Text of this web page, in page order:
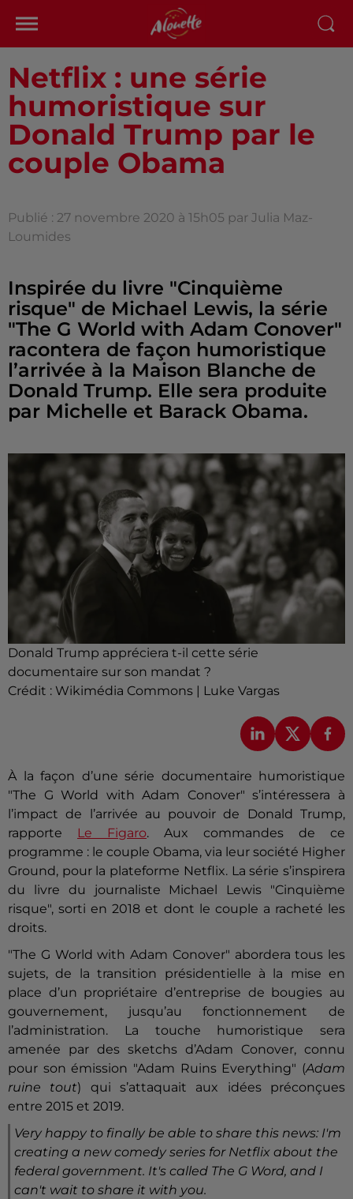
Netflix : une série
humoristique sur
Donald Trump par le
couple Obama
Publié : 27 novembre 2020 à 15h05 par Julia Maz-
Loumides
Inspirée du livre "Cinquième
risque" de Michael Lewis, la série
"The G World with Adam Conover"
racontera de façon humoristique
l’arrivée à la Maison Blanche de
Donald Trump. Elle sera produite
par Michelle et Barack Obama.
Donald Trump appréciera t-il cette série
documentaire sur son mandat ?
Crédit : Wikimédia Commons | Luke Vargas
À la façon d’une série documentaire humoristique
"The G World with Adam Conover" s’intéressera à
l’impact de l’arrivée au pouvoir de Donald Trump,
rapporte
Le Figaro. Aux commandes de ce
programme : le couple Obama, via leur société Higher
Ground, pour la plateforme Netflix. La série s’inspirera
du livre du journaliste Michael Lewis "Cinquième
risque", sorti en 2018 et dont le couple a racheté les
droits.
"The G World with Adam Conover" abordera tous les
sujets, de la transition présidentielle à la mise en
place d’un propriétaire d’entreprise de bougies au
gouvernement, jusqu’au fonctionnement de
l’administration. La touche humoristique sera
amenée par des sketchs d’Adam Conover, connu
pour son émission "Adam Ruins Everything" (Adam
ruine tout) qui s’attaquait aux idées préconçues
entre 2015 et 2019.
Very happy to finally be able to share this news: I'm
creating a new comedy series for Netflix about the
federal government. It's called The G Word, and I
can't wait to share it with you.